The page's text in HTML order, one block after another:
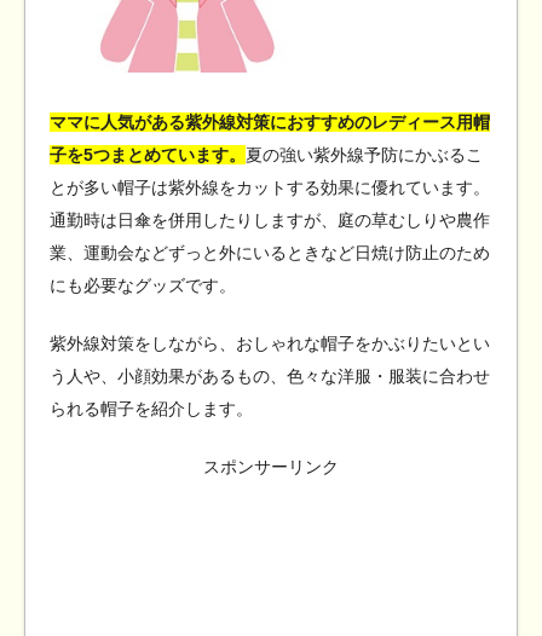
ママに人気がある紫外線対策におすすめのレディース用帽
子を5つまとめています。 夏の強い紫外線予防にかぶるこ
とが多い帽子は紫外線をカットする効果に優れています。
通勤時は日傘を併用したりしますが、庭の草むしりや農作
業、運動会などずっと外にいるときなど日焼け防止のため
にも必要なグッズです。
紫外線対策をしながら、おしゃれな帽子をかぶりたいとい
う人や、小顔効果があるもの、色々な洋服・服装に合わせ
られる帽子を紹介します。
スポンサーリンク